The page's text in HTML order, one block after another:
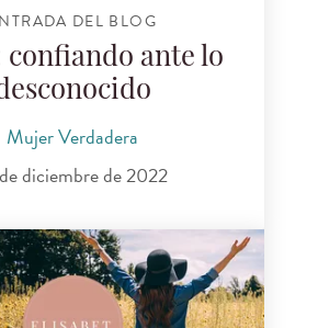
DEL BLOG
confiando ante lo
Mujer Verdadera
diciembre de 2022